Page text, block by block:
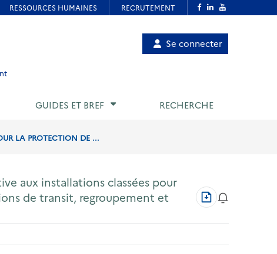
Menu
utilisateur
Se connecter
GUIDES ET BREF RECHERCHE
LA PROTECTION DE ...
aux installations classées pour
de transit, regroupement et
Télécharger
au